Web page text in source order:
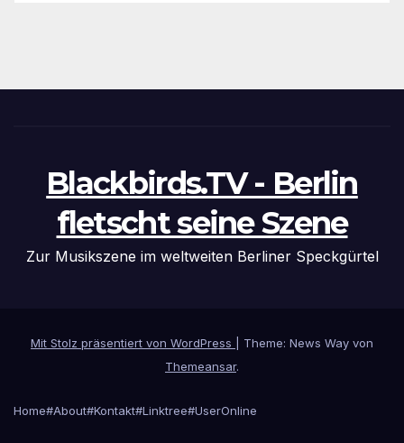
Blackbirds.TV - Berlin
fletscht seine Szene
Zur Musikszene im weltweiten Berliner Speckgürtel
Mit Stolz präsentiert von WordPress
Theme: News Way von
Themeansar.
Home#About#Kontakt#Linktree#UserOnline